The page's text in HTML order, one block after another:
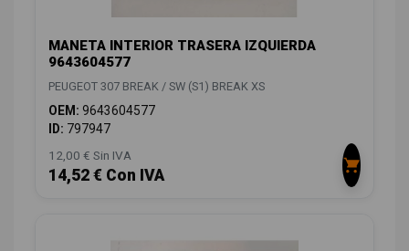
MANETA INTERIOR TRASERA IZQUIERDA
9643604577
PEUGEOT 307 BREAK / SW (S1) BREAK XS
OEM: 9643604577
ID: 797947
12,00 € Sin IVA
14,52 € Con IVA